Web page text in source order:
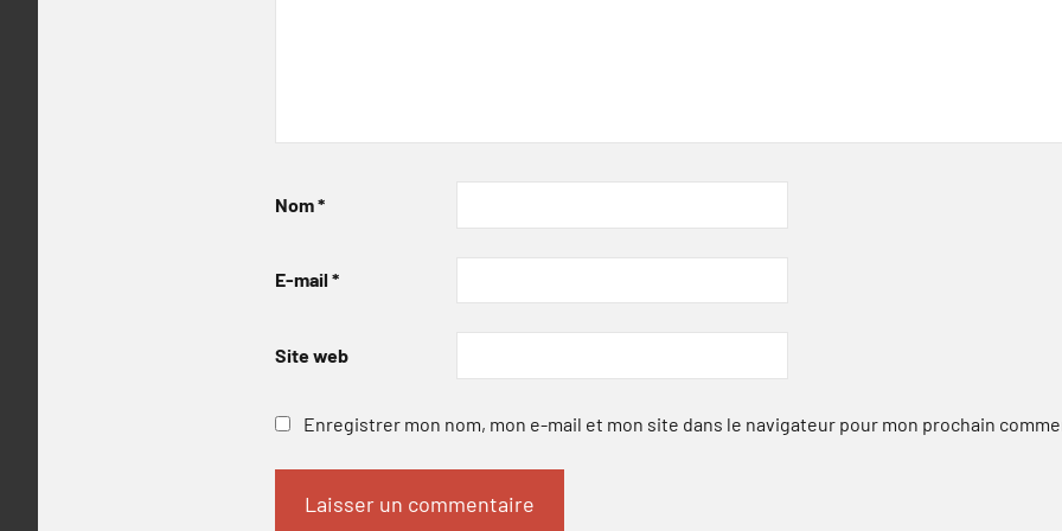
Nom*
E-mail *
Site web
Enregistrer mon nom, mon e-mail et mon site dans le navigateur pour mon prochain